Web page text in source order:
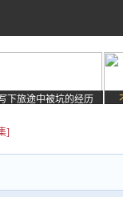
下旅途中被坑的经历
]